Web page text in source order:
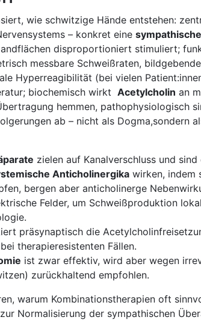
wie schwitzige Hände‍ entstehen:
– ‌konkret eine
disproportioniert​ stimuliert;​
messbare‌ Schweißraten,
Hyperreagibilität⁣ (bei⁢ vielen
biochemisch wirkt
Acetylcholin an
hemmen, pathophysiologisch⁤
ab – nicht als Dogma,sondern
⁢zielen auf​ Kanalverschluss ⁤und
Anticholinergika wirken, indem⁤
⁣bergen aber anticholinerge⁢
Felder, um Schweißproduktion
präsynaptisch die
therapieresistenten Fällen.
ist zwar effektiv, wird aber wegen
zurückhaltend⁢ empfohlen.
warum​ Kombinationstherapien oft
Normalisierung​ der sympathischen